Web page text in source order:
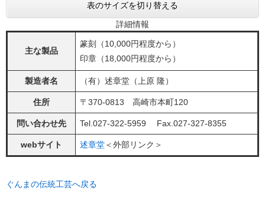
表のサイズを切り替える
詳細情報
主な製品
篆刻（10,000円程度から）
印章（18,000円程度から）
製造者名 （有）述章堂（上原 隆）
住所 〒370-0813 高崎市本町120
問い合わせ先 Tel.027-322-5959 Fax.027-327-8355
webサイト 述章堂＜外部リンク＞
ぐんまの伝統工芸へ戻る